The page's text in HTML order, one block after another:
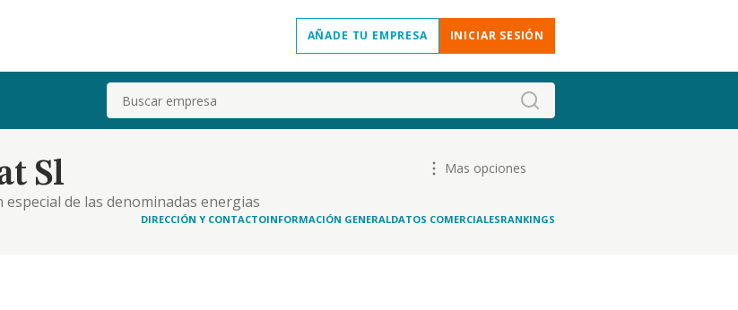
AÑADE TU EMPRESA INICIAR SESIÓN
Buscar
Sl
de las denominadas energias
Mas opciones
DIRECCIÓN Y CONTACTOINFORMACIÓN GENERALDATOS COMERCIALESRANKINGS